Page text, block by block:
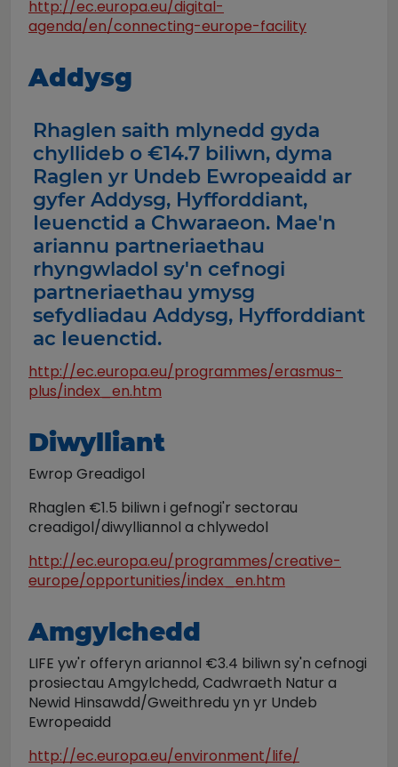
http://ec.europa.eu/digital-
agenda/en/connecting-europe-facility
Addysg
Rhaglen saith mlynedd gyda
chyllideb o €14.7 biliwn, dyma
Raglen yr Undeb Ewropeaidd ar
gyfer Addysg, Hyfforddiant,
Ieuenctid a Chwaraeon. Mae'n
ariannu partneriaethau
rhyngwladol sy'n cefnogi
partneriaethau ymysg
sefydliadau Addysg, Hyfforddiant
ac Ieuenctid.
http://ec.europa.eu/programmes/erasmus-
plus/index_en.htm
Diwylliant
Ewrop Greadigol
Rhaglen €1.5 biliwn i gefnogi'r sectorau
creadigol/diwylliannol a chlywedol
http://ec.europa.eu/programmes/creative-
europe/opportunities/index_en.htm
Amgylchedd
LIFE yw'r offeryn ariannol €3.4 biliwn sy'n cefnogi
prosiectau Amgylchedd, Cadwraeth Natur a
Newid Hinsawdd/Gweithredu yn yr Undeb
Ewropeaidd
http://ec.europa.eu/environment/life/